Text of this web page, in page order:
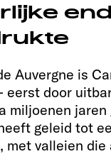
Auvergne is
eerst door
miljoenen
geleid tot
valleien